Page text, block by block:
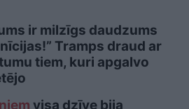
ir milzīgs daudzums
Tramps draud ar
tiem, kuri apgalvo
visa dzīve bija